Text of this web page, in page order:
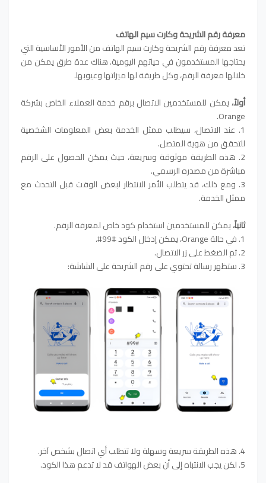
معرفة رقم الشريحة وكارت سيم الهاتف
تعد معرفة رقم الشريحة وكارت سيم الهاتف من الأمور الأساسية التي
يحتاجها المستخدمون في حياتهم اليومية. هناك عدة طرق يمكن من
خلالها معرفة الرقم، وكل طريقة لها ميزاتها وعيوبها.
أولاً،يمكن للمستخدمين الاتصال برقم خدمة العملاء الخاص بشركة
Orange.
1. عند الاتصال، سيطلب ممثل الخدمة بعض المعلومات الشخصية
للتحقق من هوية المتصل.
2. هذه الطريقة موثوقة وسريعة، حيث يمكن الحصول على الرقم
مباشرة من مصدره الرسمي.
3. ومع ذلك، قد يتطلب الأمر الانتظار لبعض الوقت قبل التحدث مع
ممثل الخدمة.
ثانياً،يمكن للمستخدمين استخدام كود خاص لمعرفة الرقم.
1. في حالة Orange، يمكن إدخال الكود #99#.
2. ثم الضغط على زر الاتصال.
3. ستظهر رسالة تحتوي على رقم الشريحة على الشاشة:
4. هذه الطريقة سريعة وسهلة ولا تتطلب أي اتصال بشخص آخر.
5. لكن يجب الانتباه إلى أن بعض الهواتف قد لا تدعم هذا الكود.